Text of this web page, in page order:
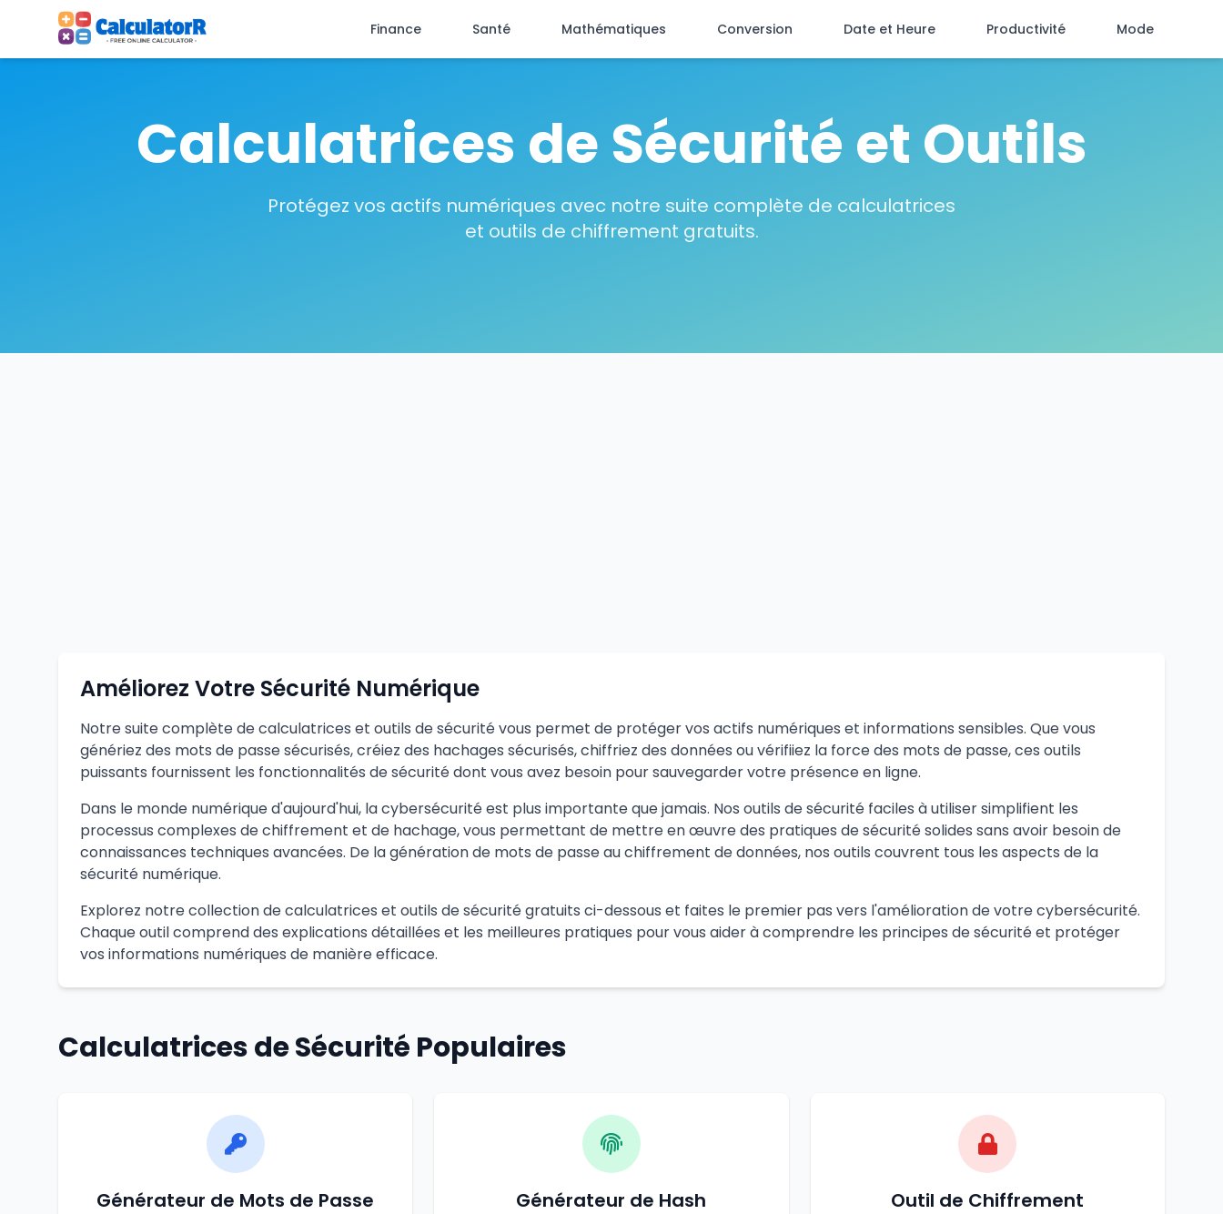
Finance Santé Mathématiques Conversion Date et Heure Productivité Mode
Calculatrices de Sécurité et Outils
Protégez vos actifs numériques avec notre suite complète de calculatrices
et outils de chiffrement gratuits.
Améliorez Votre Sécurité Numérique
Notre suite complète de calculatrices et outils de sécurité vous permet de protéger vos actifs numériques et informations sensibles. Que vous
génériez des mots de passe sécurisés, créiez des hachages sécurisés, chiffriez des données ou vérifiiez la force des mots de passe, ces outils
puissants fournissent les fonctionnalités de sécurité dont vous avez besoin pour sauvegarder votre présence en ligne.
Dans le monde numérique d'aujourd'hui, la cybersécurité est plus importante que jamais. Nos outils de sécurité faciles à utiliser simplifient les
processus complexes de chiffrement et de hachage, vous permettant de mettre en œuvre des pratiques de sécurité solides sans avoir besoin de
connaissances techniques avancées. De la génération de mots de passe au chiffrement de données, nos outils couvrent tous les aspects de la
sécurité numérique.
Explorez notre collection de calculatrices et outils de sécurité gratuits ci-dessous et faites le premier pas vers l'amélioration de votre cybersécurité.
Chaque outil comprend des explications détaillées et les meilleures pratiques pour vous aider à comprendre les principes de sécurité et protéger
vos informations numériques de manière efficace.
Calculatrices de Sécurité Populaires
Générateur de Mots de Passe Générateur de Hash Outil de Chiffrement